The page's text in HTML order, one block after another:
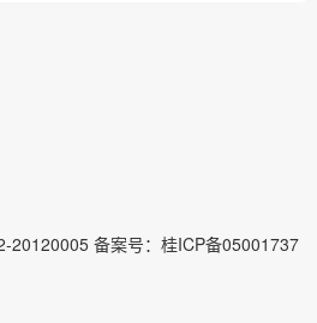
20120005 备案号：桂ICP备05001737